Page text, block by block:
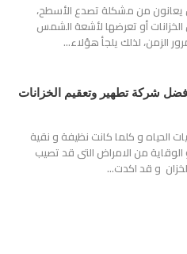
من مشكلة تصدع الأسطح،
الخزانات أو تعرضها لأشعة الشمس
الزمن، لذلك يلجأ هؤلاء…
الحياه و كلما كانت نظيفة و نقية
من الامراض التى قد تصيب
و قد اكدت…